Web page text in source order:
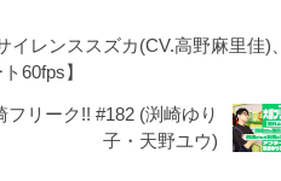
イレンススズカ(CV.高野麻里佳)、
60fps】
リーク!! #182 (渕崎ゆり
子・天野ユウ)